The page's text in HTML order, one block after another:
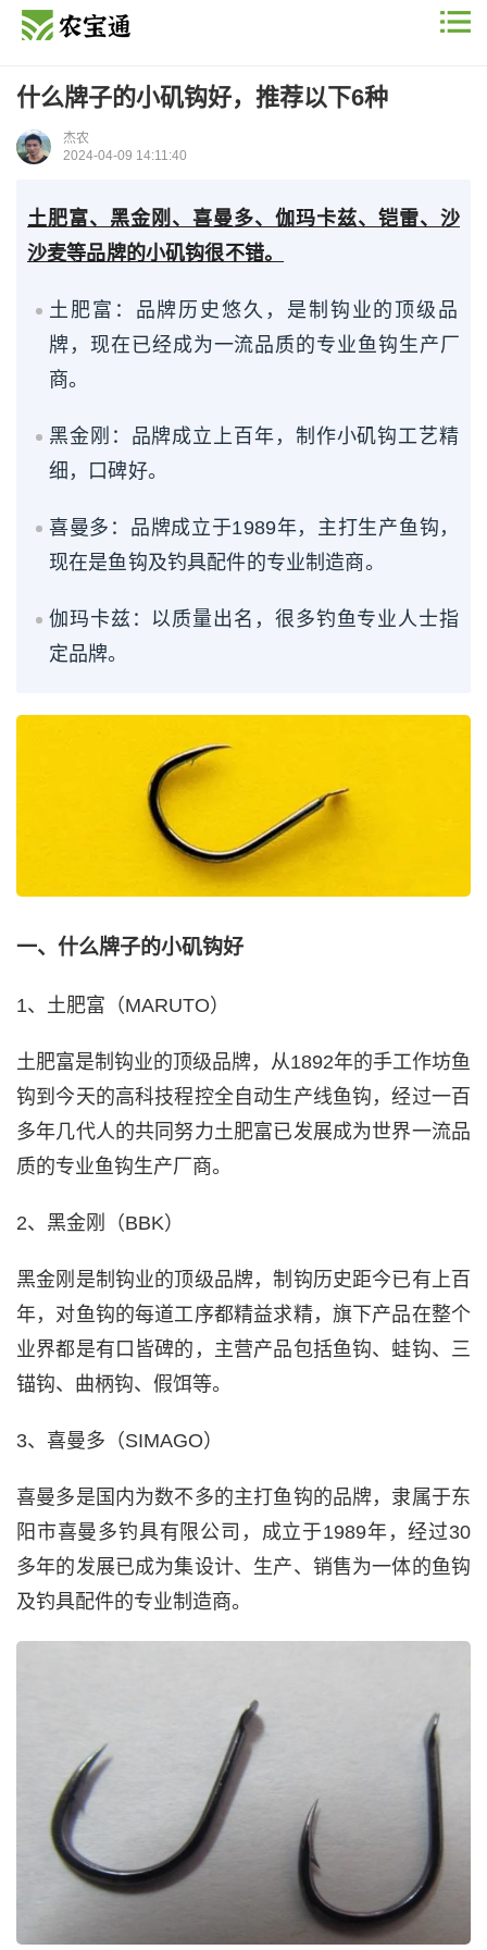
什么牌子的小矶钩好，推荐以下6种
杰农
2024-04-09 14:11:40
土肥富、黑金刚、喜曼多、伽玛卡兹、铠雷、沙
沙麦等品牌的小矶钩很不错。
土肥富：品牌历史悠久，是制钩业的顶级品
牌，现在已经成为一流品质的专业鱼钩生产厂
商。
黑金刚：品牌成立上百年，制作小矶钩工艺精
细，口碑好。
喜曼多：品牌成立于1989年，主打生产鱼钩，
现在是鱼钩及钓具配件的专业制造商。
伽玛卡兹：以质量出名，很多钓鱼专业人士指
定品牌。
一、什么牌子的小矶钩好
1、土肥富（MARUTO）
土肥富是制钩业的顶级品牌，从1892年的手工作坊鱼
钩到今天的高科技程控全自动生产线鱼钩，经过一百
多年几代人的共同努力土肥富已发展成为世界一流品
质的专业鱼钩生产厂商。
2、黑金刚（BBK）
黑金刚是制钩业的顶级品牌，制钩历史距今已有上百
年，对鱼钩的每道工序都精益求精，旗下产品在整个
业界都是有口皆碑的，主营产品包括鱼钩、蛙钩、三
锚钩、曲柄钩、假饵等。
3、喜曼多（SIMAGO）
喜曼多是国内为数不多的主打鱼钩的品牌，隶属于东
阳市喜曼多钓具有限公司，成立于1989年，经过30
多年的发展已成为集设计、生产、销售为一体的鱼钩
及钓具配件的专业制造商。